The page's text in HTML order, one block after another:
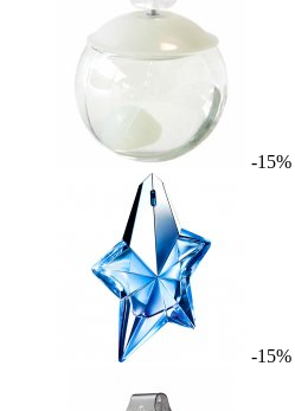
-15%
-15%